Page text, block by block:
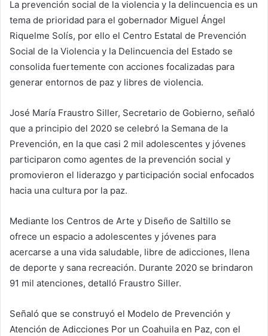
La prevención social de la violencia y la delincuencia es un
tema de prioridad para el gobernador Miguel Ángel
Riquelme Solís, por ello el Centro Estatal de Prevención
Social de la Violencia y la Delincuencia del Estado se
consolida fuertemente con acciones focalizadas para
generar entornos de paz y libres de violencia.
José María Fraustro Siller, Secretario de Gobierno, señaló
que a principio del 2020 se celebró la Semana de la
Prevención, en la que casi 2 mil adolescentes y jóvenes
participaron como agentes de la prevención social y
promovieron el liderazgo y participación social enfocados
hacia una cultura por la paz.
Mediante los Centros de Arte y Diseño de Saltillo se
ofrece un espacio a adolescentes y jóvenes para
acercarse a una vida saludable, libre de adicciones, llena
de deporte y sana recreación. Durante 2020 se brindaron
91 mil atenciones, detalló Fraustro Siller.
Señaló que se construyó el Modelo de Prevención y
Atención de Adicciones Por un Coahuila en Paz, con el